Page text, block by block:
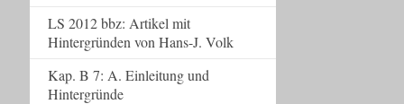
LS 2012 bbz: Artikel mit
Hintergründen von Hans-J. Volk
Kap. B 7: A. Einleitung und
Hintergründe